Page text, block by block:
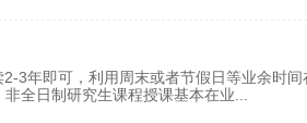
3年即可，利用周末或者节假日等业余时
全日制研究生课程授课基本在业